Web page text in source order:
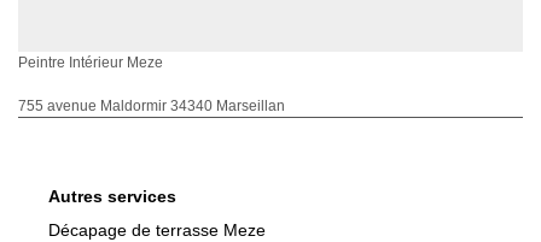
Peintre Intérieur Meze
755 avenue Maldormir 34340 Marseillan
Autres services
Décapage de terrasse Meze